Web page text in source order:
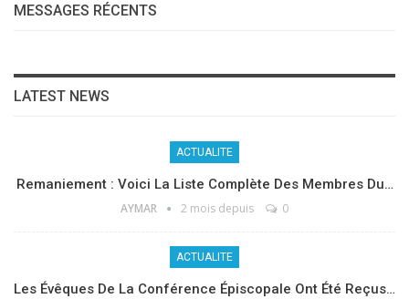
MESSAGES RÉCENTS
LATEST NEWS
ACTUALITE
Remaniement : Voici La Liste Complète Des Membres Du…
AYMAR 2 mois depuis 0
ACTUALITE
Les Évêques De La Conférence Épiscopale Ont Été Reçus…